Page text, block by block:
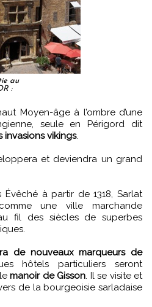
au
:
seule en Périgord dit
invasions vikings.
et deviendra un grand
à partir de 1318, Sarlat
une ville marchande
fil des siècles de superbes
de nouveaux marqueurs de
hôtels particuliers seront
manoir de Gisson. Il se visite et
de la bourgeoisie sarladaise